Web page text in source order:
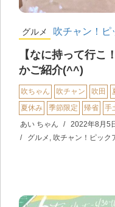
グルメ 吹チャン！ピ
【なに持って行
かご紹介(^^)
吹ちゃん 吹チャン 吹田
夏休み
季節限定 帰省 手
あい ちゃん
2022年8月5
グルメ 吹チャン！ピック